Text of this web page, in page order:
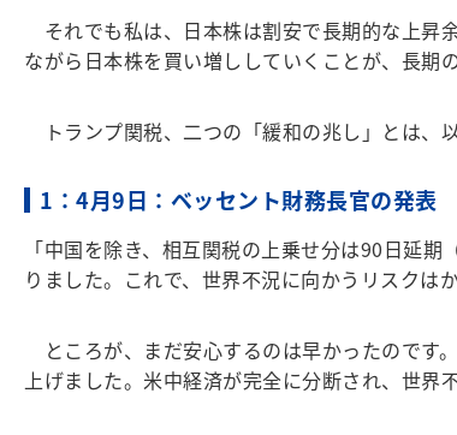
それでも私は、日本株は割安で長期的な上昇
ながら日本株を買い増ししていくことが、
トランプ関税、二つの「緩和の兆し」とは、
1：4月9日：ベッセント財務長官の発表
「中国を除き、相互関税の上乗せ分は90日延
りました。これで、世界不況に向かうリスクは
ところが、まだ安心するのは早かったのです
上げました。米中経済が完全に分断され、世界